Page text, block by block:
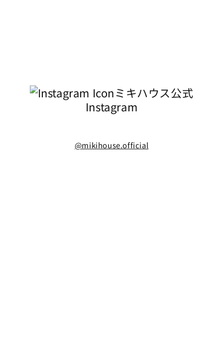
ミキハウス公式
Instagram
@mikihouse.official